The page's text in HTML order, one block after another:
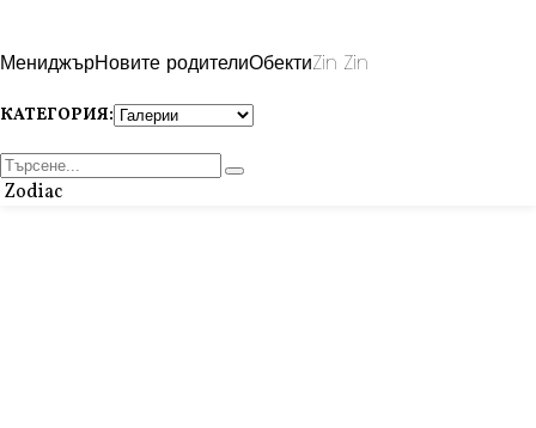
МениджърНовите родителиОбектиZin Zin
КАТЕГОРИЯ:
Zodiac